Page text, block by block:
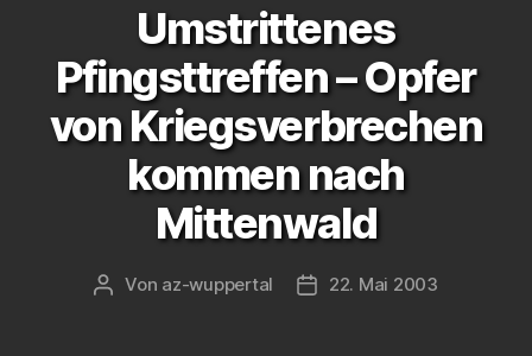
Umstrittenes
Pfingsttreffen – Opfer
von Kriegsverbrechen
kommen nach
Mittenwald
Beitragsautor
Von az-wuppertal Veröffentlichungsdatum
22. Mai 2003